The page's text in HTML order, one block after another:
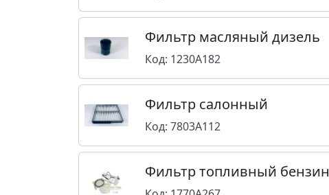
Фильтр масляный дизель
Код: 1230A182
Фильтр салонный
Код: 7803A112
Фильтр топливный бензин